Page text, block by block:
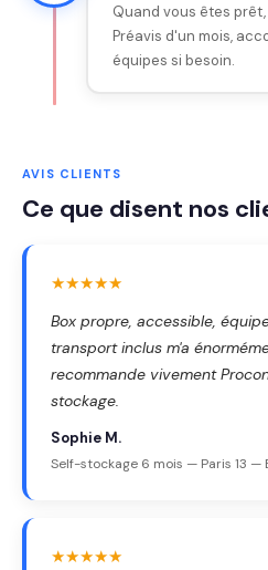
Quand vous êtes
Préavis d'un mois,
équipes si besoin.
AVIS CLIENTS
Ce que disent nos
★★★★★
Box propre, accessible,
transport inclus m'a
recommande vivement
stockage.
Sophie M.
Self-stockage 6 mois — Paris 13 —
★★★★★